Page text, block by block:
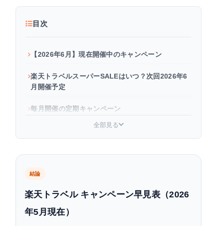
目次
【2026年6月】現在開催中のキャンペーン
楽天トラベルスーパーSALEはいつ？次回2026年6
月開催予定
毎月開催の定期キャンペーン
常設キャンペーン（いつでも使える）
全部見る
結論
楽天トラベル キャンペーン早見表（2026
年5月現在）